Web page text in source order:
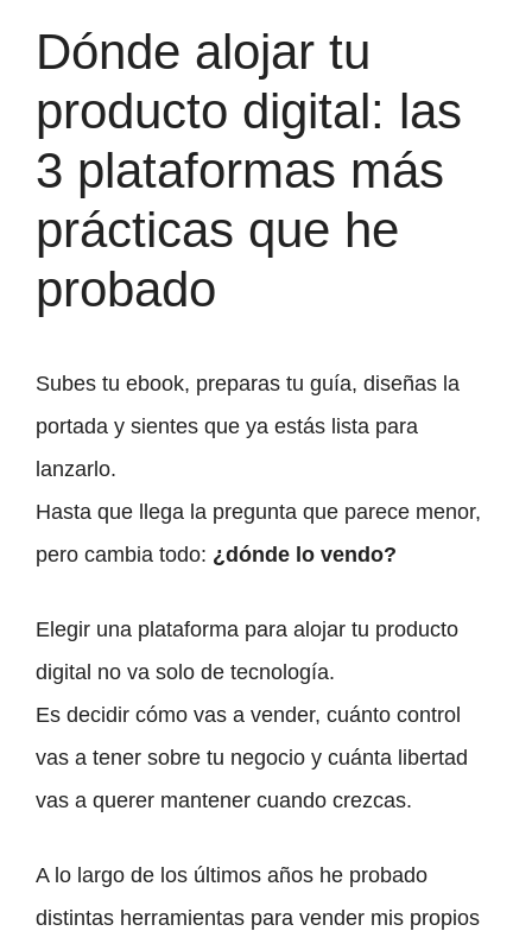
Dónde alojar tu
producto digital: las
3 plataformas más
prácticas que he
probado
Subes tu ebook, preparas tu guía, diseñas la
portada y sientes que ya estás lista para
lanzarlo.
Hasta que llega la pregunta que parece menor,
pero cambia todo: ¿dónde lo vendo?
Elegir una plataforma para alojar tu producto
digital no va solo de tecnología.
Es decidir cómo vas a vender, cuánto control
vas a tener sobre tu negocio y cuánta libertad
vas a querer mantener cuando crezcas.
A lo largo de los últimos años he probado
distintas herramientas para vender mis propios